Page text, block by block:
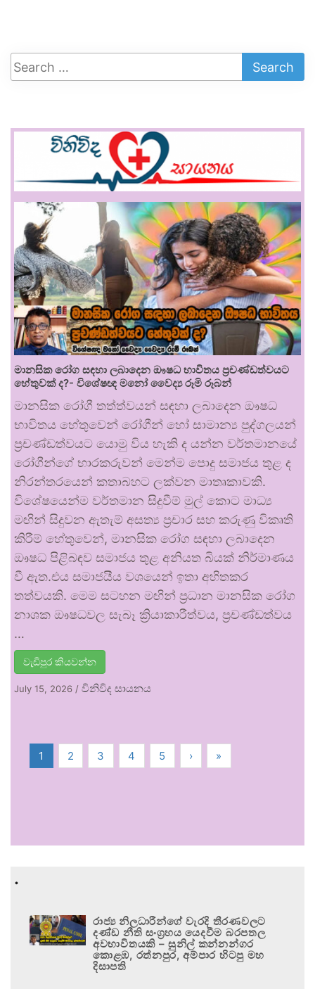
මානසික රෝග සඳහා ලබාදෙන ඖෂධ භාවිතය ප්‍රචණ්ඩත්වයට
හේතුවක් ද?- විශේෂඥ මනෝ වෛද්‍ය රූමි රූබන්
මානසික රෝගී තත්ත්වයන් සඳහා ලබාදෙන ඖෂධ
භාවිතය හේතුවෙන් රෝගීන් හෝ සාමාන්‍ය පුද්ගලයන්
ප්‍රචණ්ඩත්වයට යොමු විය හැකි ද යන්න වර්තමානයේ
රෝගීන්ගේ භාරකරුවන් මෙන්ම පොදු සමාජය තුළ ද
නිරන්තරයෙන් කතාබහට ලක්වන මාතෘකාවකි.
විශේෂයෙන්ම වර්තමාන සිදුවීම් මුල් කොට මාධ්‍ය
මඟින් සිදුවන ඇතැම් අසත්‍ය ප්‍රචාර සහ කරුණු විකෘති
කිරීම් හේතුවෙන්, මානසික රෝග සඳහා ලබාදෙන
ඖෂධ පිළිබඳව සමාජය තුළ අනියත බියක් නිර්මාණය
වී ඇත.එය සමාජයීය වශයෙන් ඉතා අහිතකර
තත්වයකි. මෙම සටහන මඟින් ප්‍රධාන මානසික රෝග
නාශක ඖෂධවල සැබෑ ක්‍රියාකාරීත්වය, ප්‍රචණ්ඩත්වය
…
වැඩිපුර කියවන්න
July 15, 2026 / විනිවිද සායනය
1 2 3 4 5 › »
.
රාජ්‍ය නිලධාරීන්ගේ වැරදි තීරණවලට
දණ්ඩ නීති සංග්‍රහය යෙදවීම බරපතල
අවභාවිතයකි – සුනිල් කන්නන්ගර
කොළඹ, රත්නපුර, අම්පාර හිටපු මහ
දිසාපති